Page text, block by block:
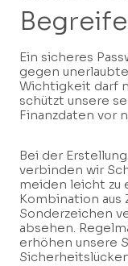
Ein sicheres
gegen
Wichtigkeit darf
schützt unsere
Finanzdaten vor
Bei der
verbinden wir
meiden leicht zu
Kombination aus
Sonderzeichen
absehen.
erhöhen unsere